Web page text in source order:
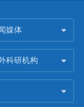
媒体
科研机构